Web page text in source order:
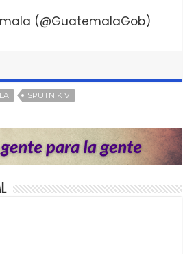
(@GuatemalaGob)
SPUTNIK V